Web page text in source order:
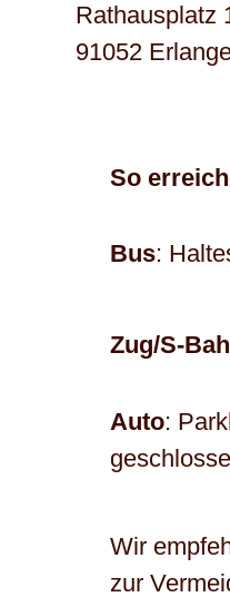
Rathausplatz
91052
So
Bus:
Zug/S-
Auto:
Wir
zur